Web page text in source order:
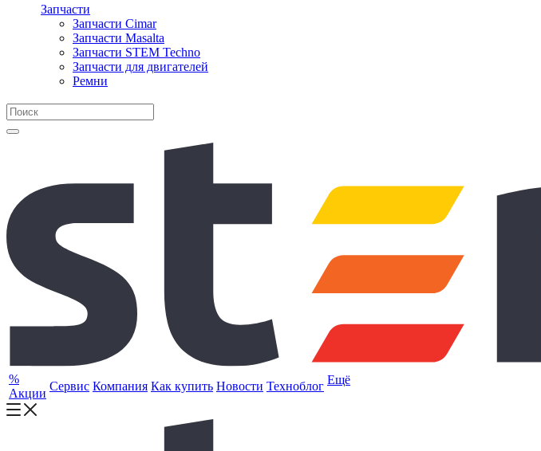
Запчасти
Запчасти Cimar
Запчасти Masalta
Запчасти STEM Techno
Запчасти для двигателей
Ремни
%
Акции
Сервис Компания Как купить Новости Техноблог Ещё